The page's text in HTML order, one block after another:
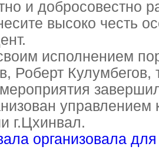
и
высоко честь
исполнением
Роберт Кулумбегов,
г.Цхинвал.